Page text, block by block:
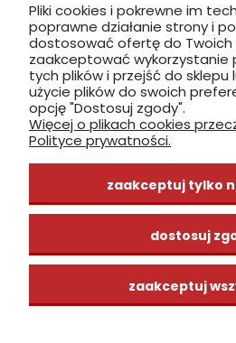
ZAKUPY
CENTRUM
Pliki cookies i pokrewne im
poprawne działanie strony i
dostosować ofertę do Twoich
zaakceptować wykorzystanie
tych plików i przejść do
użycie plików do swoich
opcję "Dostosuj zgody".
Więcej o plikach cookies
Polityce prywatności.
zaakceptuj tylko
dostosuj
zaakceptuj